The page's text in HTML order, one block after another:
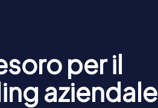
per il
aziendale